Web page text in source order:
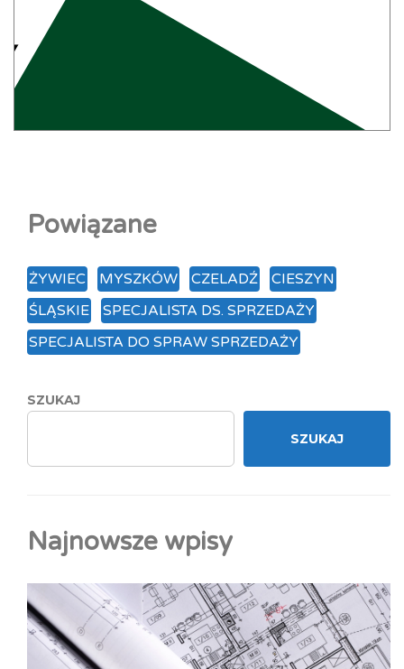
Powiązane
ŻYWIEC MYSZKÓW CZELADŹ
CIESZYN
ŚLĄSKIE
SPECJALISTA DS. SPRZEDAŻY
SPECJALISTA DO SPRAW SPRZEDAŻY
SZUKAJ
SZUKAJ
Najnowsze wpisy